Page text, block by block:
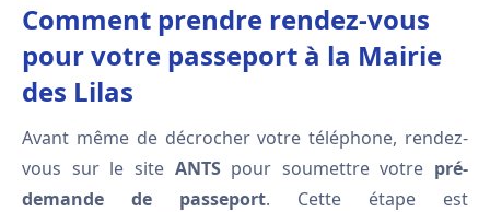
Comment prendre rendez-vous
pour votre passeport à la Mairie
des Lilas
Avant même de décrocher votre téléphone, rendez-
vous sur le site ANTSpour soumettre votre pré-
demande de passeport. Cette étape est